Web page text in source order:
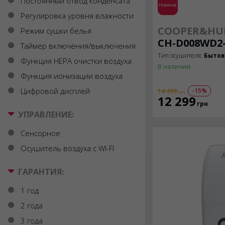
Регулировка уровня влажности
Режим сушки белья
Таймер включения/выключения
Функция HEPA очистки воздуха
Функция ионизации воздуха
Цифровой дисплей
УПРАВЛЕНИЕ:
Сенсорное
Осушитель воздуха с WI-FI
ГАРАНТИЯ:
1 год
2 года
3 года
Новинка
CH-D008WD2-
Тип осушителя:
В наличии
14 499 грн -15%
12 299грн